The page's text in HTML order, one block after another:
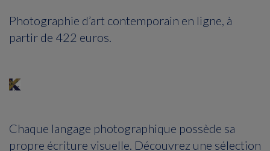
Photographie d’art contemporain en ligne, à
partir de 422 euros.
Chaque langage photographique possède sa
propre écriture visuelle. Découvrez une sélection